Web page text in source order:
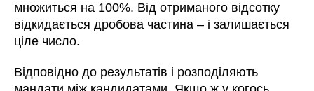
множиться на 100%. Від отриманого відсотку
відкидається дробова частина – і залишається
ціле число.
Відповідно до результатів і розподіляють